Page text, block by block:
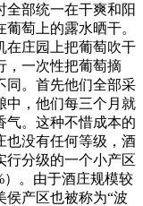
全部统一在干爽和阳
萄上的露水晒干。
在庄园上把葡萄吹干
，一次性把葡萄摘
同。首先他们全部采
中，他们每三个月就
气。这种不惜成本的
也没有任何等级，酒
行分级的一个小产区
）。由于酒庄规模较
侯产区也被称为“波